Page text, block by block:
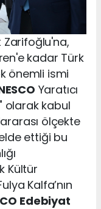
Zarifoğlu'na,
kadar Türk
önemli ismi
Yaratıcı
olarak kabul
ölçekte
ettiği bu
Kültür
Kalfa’nın
Edebiyat